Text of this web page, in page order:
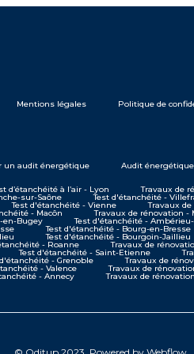
Mentions légales Politique de
un audit énergétique Audit
d’étanchéité à l’air - Lyon Travaux de
sur-Saône Test d'étanchéité -
Test d'étanchéité - Vienne Travaux
- Macôn Travaux de rénovation -
en-Bugey Test d'étanchéité -
Test d'étanchéité - Bourg-en-Bresse
Test d'étanchéité - Bourgoin-Jaillieu
- Roanne Travaux de
Test d'étanchéité - Saint-Etienne
- Grenoble Travaux de
- Valence Travaux de
- Annecy Travaux de